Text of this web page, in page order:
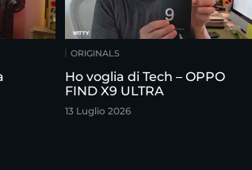
ORIGINALS
Ho voglia di Tech – OPPO
FIND X9 ULTRA
13 Luglio 2026